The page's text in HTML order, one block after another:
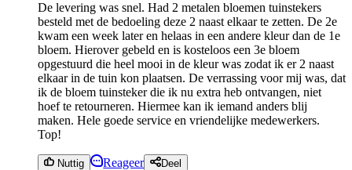
De levering was snel. Had 2 metalen bloemen tuinstekers
besteld met de bedoeling deze 2 naast elkaar te zetten. De 2e
kwam een week later en helaas in een andere kleur dan de 1e
bloem. Hierover gebeld en is kosteloos een 3e bloem
opgestuurd die heel mooi in de kleur was zodat ik er 2 naast
elkaar in de tuin kon plaatsen. De verrassing voor mij was, dat
ik de bloem tuinsteker die ik nu extra heb ontvangen, niet
hoef te retourneren. Hiermee kan ik iemand anders blij
maken. Hele goede service en vriendelijke medewerkers.
Top!
Nuttig Reageer Deel